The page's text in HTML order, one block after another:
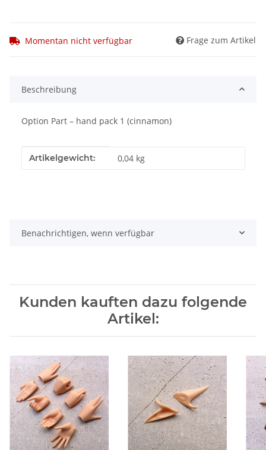
Momentan nicht verfügbar Frage zum Artikel
Beschreibung
Option Part – hand pack 1 (cinnamon)
Produkteigenschaft
Wert
Artikelgewicht: 0,04 kg
Benachrichtigen, wenn verfügbar
Kunden kauften dazu folgende
Artikel: